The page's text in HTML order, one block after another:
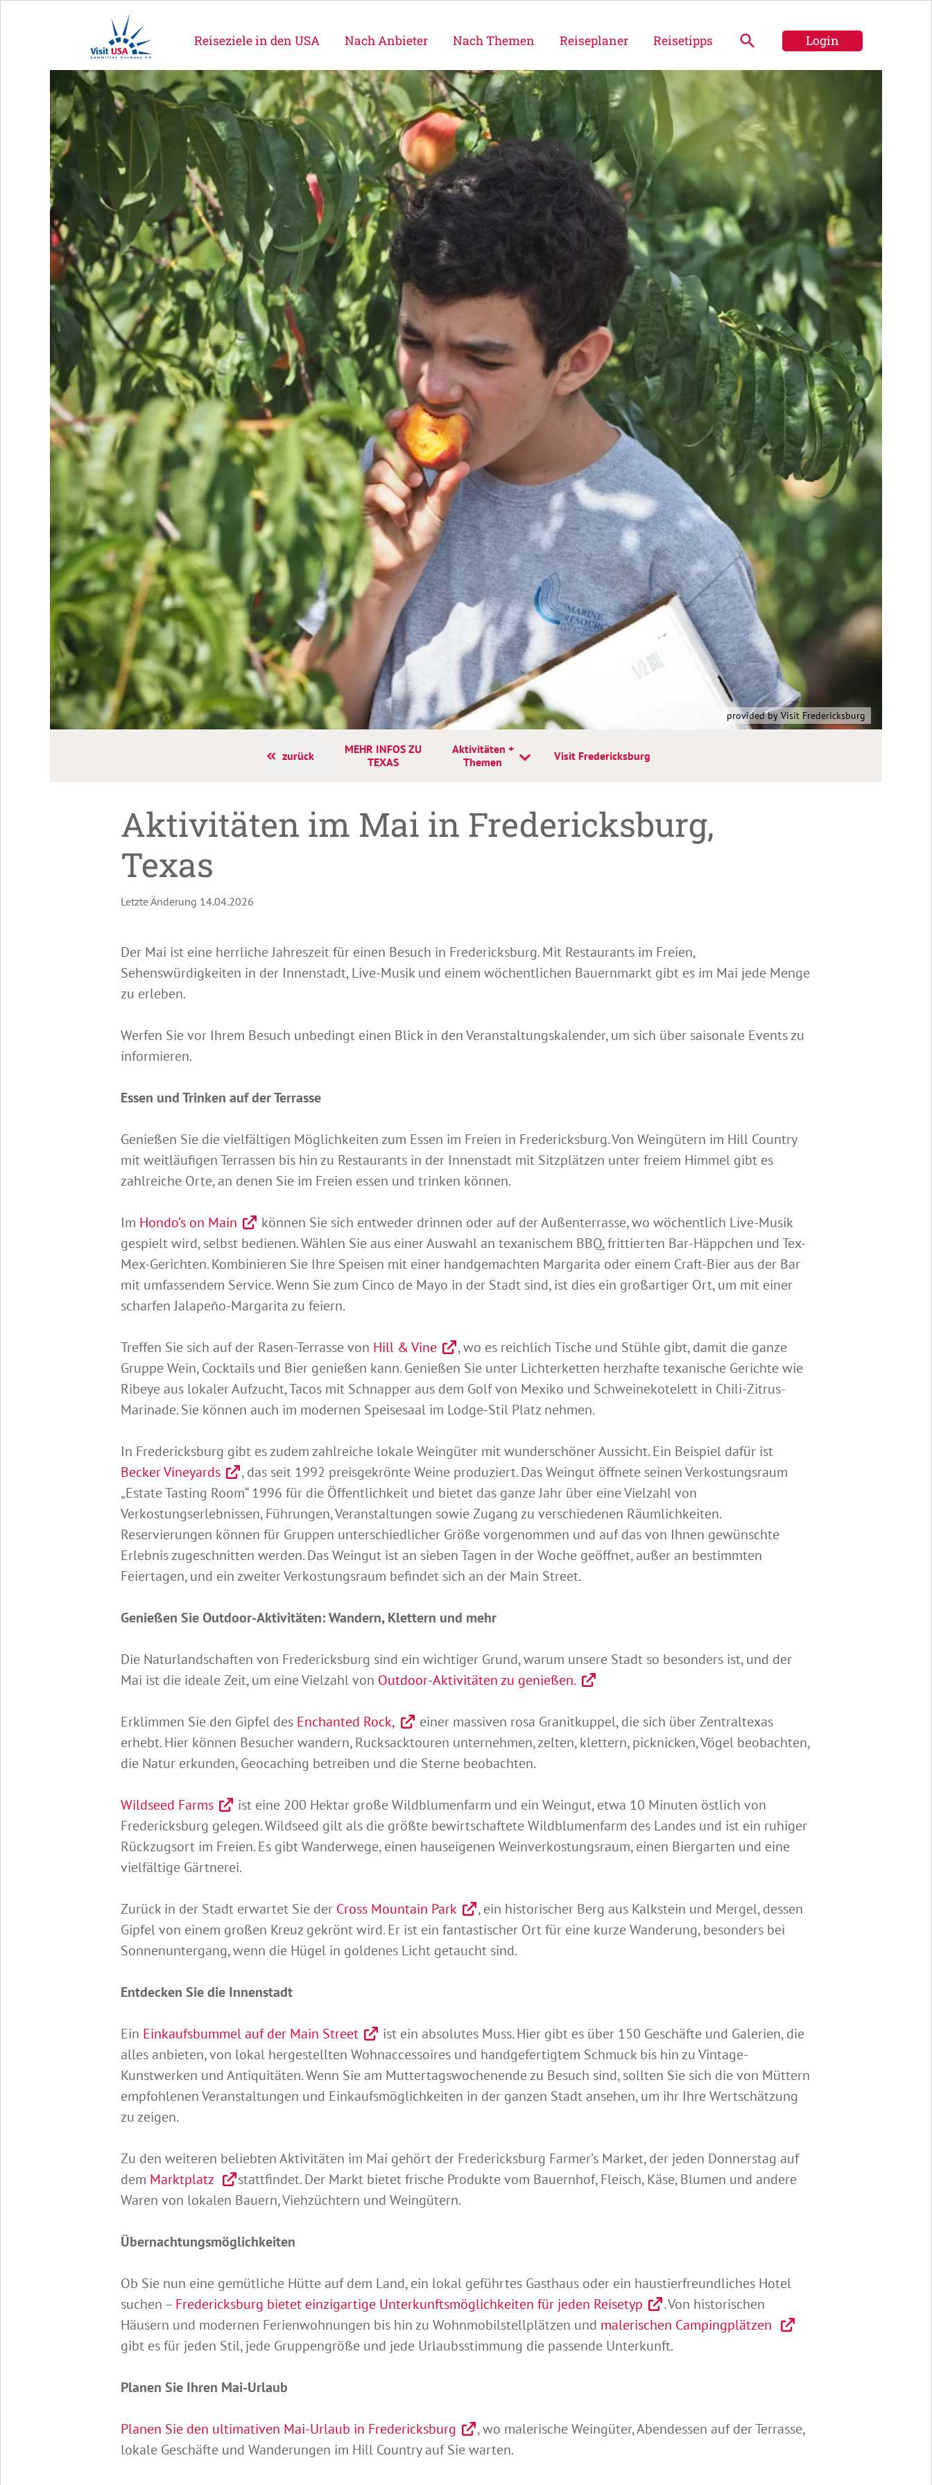
Reiseziele in den USA Nach Anbieter Nach Themen Reiseplaner Reisetipps Login
provided by Visit Fredericksburg
zurück
MEHR INFOS ZU
TEXAS
Aktivitäten +
Themen
Visit Fredericksburg
Aktivitäten im Mai in Fredericksburg,
Texas
Letzte Änderung 14.04.2026
Der Mai ist eine herrliche Jahreszeit für einen Besuch in Fredericksburg. Mit Restaurants im Freien,
Sehenswürdigkeiten in der Innenstadt, Live-Musik und einem wöchentlichen Bauernmarkt gibt es im Mai jede Menge
zu erleben.
Werfen Sie vor Ihrem Besuch unbedingt einen Blick in den Veranstaltungskalender, um sich über saisonale Events zu
informieren.
Essen und Trinken auf der Terrasse
Genießen Sie die vielfältigen Möglichkeiten zum Essen im Freien in Fredericksburg. Von Weingütern im Hill Country
mit weitläufigen Terrassen bis hin zu Restaurants in der Innenstadt mit Sitzplätzen unter freiem Himmel gibt es
zahlreiche Orte, an denen Sie im Freien essen und trinken können.
Im Hondo’s on Main
können Sie sich entweder drinnen oder auf der Außenterrasse, wo wöchentlich Live-Musik
gespielt wird, selbst bedienen. Wählen Sie aus einer Auswahl an texanischem BBQ, frittierten Bar-Häppchen und Tex-
Mex-Gerichten. Kombinieren Sie Ihre Speisen mit einer handgemachten Margarita oder einem Craft-Bier aus der Bar
mit umfassendem Service. Wenn Sie zum Cinco de Mayo in der Stadt sind, ist dies ein großartiger Ort, um mit einer
scharfen Jalapeño-Margarita zu feiern.
Treffen Sie sich auf der Rasen-Terrasse von Hill & Vine
, wo es reichlich Tische und Stühle gibt, damit die ganze
Gruppe Wein, Cocktails und Bier genießen kann. Genießen Sie unter Lichterketten herzhafte texanische Gerichte wie
Ribeye aus lokaler Aufzucht, Tacos mit Schnapper aus dem Golf von Mexiko und Schweinekotelett in Chili-Zitrus-
Marinade. Sie können auch im modernen Speisesaal im Lodge-Stil Platz nehmen.
In Fredericksburg gibt es zudem zahlreiche lokale Weingüter mit wunderschöner Aussicht. Ein Beispiel dafür ist
Becker Vineyards
, das seit 1992 preisgekrönte Weine produziert. Das Weingut öffnete seinen Verkostungsraum
„Estate Tasting Room“ 1996 für die Öffentlichkeit und bietet das ganze Jahr über eine Vielzahl von
Verkostungserlebnissen, Führungen, Veranstaltungen sowie Zugang zu verschiedenen Räumlichkeiten.
Reservierungen können für Gruppen unterschiedlicher Größe vorgenommen und auf das von Ihnen gewünschte
Erlebnis zugeschnitten werden. Das Weingut ist an sieben Tagen in der Woche geöffnet, außer an bestimmten
Feiertagen, und ein zweiter Verkostungsraum befindet sich an der Main Street.
Genießen Sie Outdoor-Aktivitäten: Wandern, Klettern und mehr
Die Naturlandschaften von Fredericksburg sind ein wichtiger Grund, warum unsere Stadt so besonders ist, und der
Mai ist die ideale Zeit, um eine Vielzahl von Outdoor-Aktivitäten zu genießen.
Erklimmen Sie den Gipfel des Enchanted Rock,
einer massiven rosa Granitkuppel, die sich über Zentraltexas
erhebt. Hier können Besucher wandern, Rucksacktouren unternehmen, zelten, klettern, picknicken, Vögel beobachten,
die Natur erkunden, Geocaching betreiben und die Sterne beobachten.
Wildseed Farms
ist eine 200 Hektar große Wildblumenfarm und ein Weingut, etwa 10 Minuten östlich von
Fredericksburg gelegen. Wildseed gilt als die größte bewirtschaftete Wildblumenfarm des Landes und ist ein ruhiger
Rückzugsort im Freien. Es gibt Wanderwege, einen hauseigenen Weinverkostungsraum, einen Biergarten und eine
vielfältige Gärtnerei.
Zurück in der Stadt erwartet Sie der Cross Mountain Park
, ein historischer Berg aus Kalkstein und Mergel, dessen
Gipfel von einem großen Kreuz gekrönt wird. Er ist ein fantastischer Ort für eine kurze Wanderung, besonders bei
Sonnenuntergang, wenn die Hügel in goldenes Licht getaucht sind.
Entdecken Sie die Innenstadt
Ein Einkaufsbummel auf der Main Street
ist ein absolutes Muss. Hier gibt es über 150 Geschäfte und Galerien, die
alles anbieten, von lokal hergestellten Wohnaccessoires und handgefertigtem Schmuck bis hin zu Vintage-
Kunstwerken und Antiquitäten. Wenn Sie am Muttertagswochenende zu Besuch sind, sollten Sie sich die von Müttern
empfohlenen Veranstaltungen und Einkaufsmöglichkeiten in der ganzen Stadt ansehen, um ihr Ihre Wertschätzung
zu zeigen.
Zu den weiteren beliebten Aktivitäten im Mai gehört der Fredericksburg Farmer’s Market, der jeden Donnerstag auf
dem Marktplatz
stattfindet. Der Markt bietet frische Produkte vom Bauernhof, Fleisch, Käse, Blumen und andere
Waren von lokalen Bauern, Viehzüchtern und Weingütern.
Übernachtungsmöglichkeiten
Ob Sie nun eine gemütliche Hütte auf dem Land, ein lokal geführtes Gasthaus oder ein haustierfreundliches Hotel
suchen – Fredericksburg bietet einzigartige Unterkunftsmöglichkeiten für jeden Reisetyp
. Von historischen
Häusern und modernen Ferienwohnungen bis hin zu Wohnmobilstellplätzen und malerischen Campingplätzen
gibt es für jeden Stil, jede Gruppengröße und jede Urlaubsstimmung die passende Unterkunft.
Planen Sie Ihren Mai-Urlaub
Planen Sie den ultimativen Mai-Urlaub in Fredericksburg
, wo malerische Weingüter, Abendessen auf der Terrasse,
lokale Geschäfte und Wanderungen im Hill Country auf Sie warten.